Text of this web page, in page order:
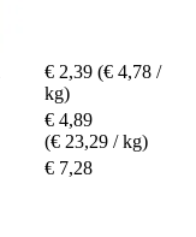
€ 2,39 (€ 4,78 /
kg)
€ 4,89
(€ 23,29 / kg)
€ 7,28